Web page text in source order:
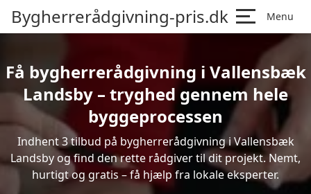
Bygherrerådgivning-pris.dk Menu
Få bygherrerådgivning i Vallensbæk
Landsby – tryghed gennem hele
byggeprocessen
Indhent 3 tilbud på bygherrerådgivning i Vallensbæk
Landsby og find den rette rådgiver til dit projekt. Nemt,
hurtigt og gratis – få hjælp fra lokale eksperter.